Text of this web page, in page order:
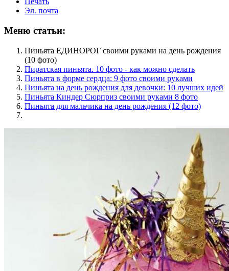
Эл. почта
Меню статьи:
Пиньята ЕДИНОРОГ своими руками на день рождения
(10 фото)
Пиратская пиньята. 10 фото - как можно сделать
Пиньята в форме сердца: 9 фото своими руками
Пиньята на день рождения для девочки: 10 лучших идей
Пиньята Киндер Сюрприз своими руками 8 фото
Пиньята для мальчика на день рождения (12 фото)